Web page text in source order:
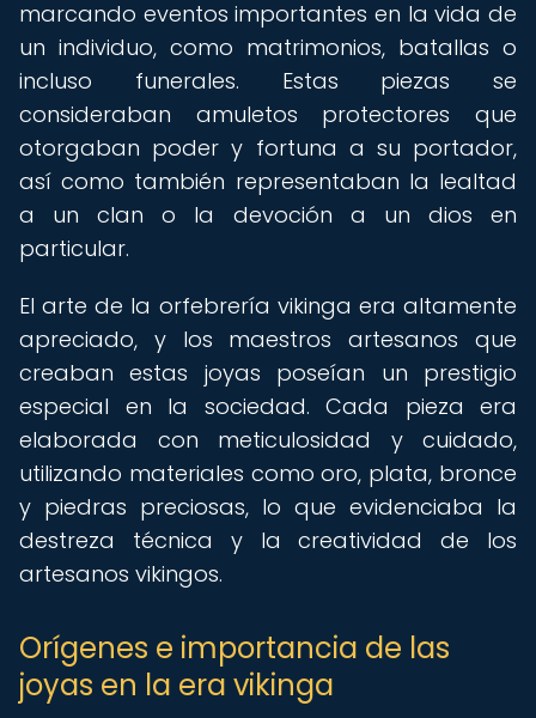
marcando eventos importantes en la vida de
un individuo, como matrimonios, batallas o
incluso funerales. Estas piezas se
consideraban amuletos protectores que
otorgaban poder y fortuna a su portador,
así como también representaban la lealtad
a un clan o la devoción a un dios en
particular.
El arte de la orfebrería vikinga era altamente
apreciado, y los maestros artesanos que
creaban estas joyas poseían un prestigio
especial en la sociedad. Cada pieza era
elaborada con meticulosidad y cuidado,
utilizando materiales como oro, plata, bronce
y piedras preciosas, lo que evidenciaba la
destreza técnica y la creatividad de los
artesanos vikingos.
Orígenes e importancia de las
joyas en la era vikinga